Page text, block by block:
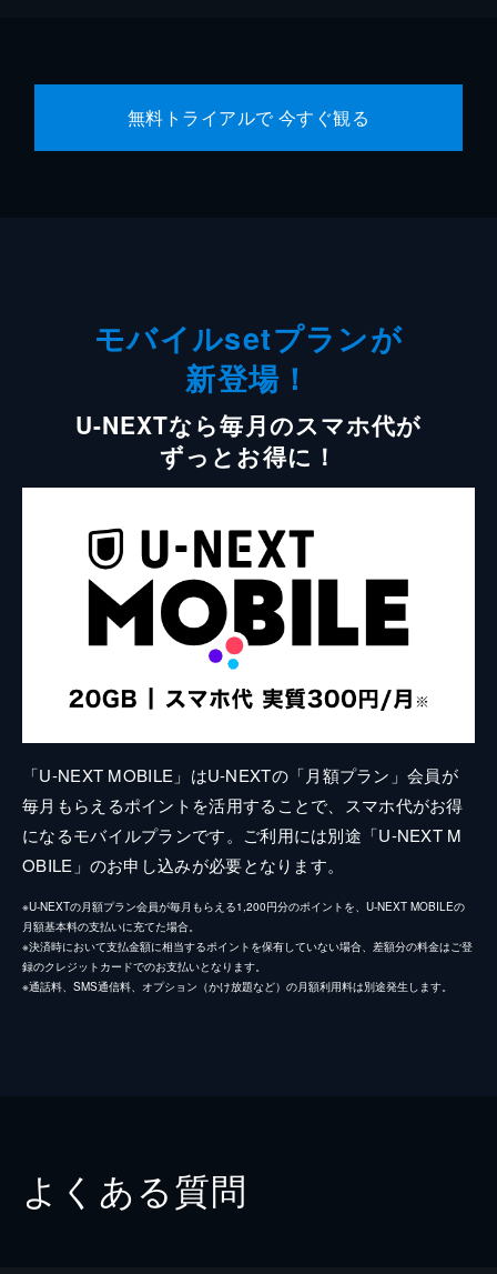
無料トライアルで 今すぐ観る
モバイルsetプランが
新登場！
U-NEXTなら毎月のスマホ代が
ずっとお得に！
「U-NEXT MOBILE」はU-NEXTの「月額プラン」会員が
毎月もらえるポイントを活用することで、スマホ代がお得
になるモバイルプランです。ご利用には別途「U-NEXT M
OBILE」のお申し込みが必要となります。
※U-NEXTの月額プラン会員が毎月もらえる1,200円分のポイントを、U-NEXT MOBILEの
月額基本料の支払いに充てた場合。
※決済時において支払金額に相当するポイントを保有していない場合、差額分の料金はご登
録のクレジットカードでのお支払いとなります。
※通話料、SMS通信料、オプション（かけ放題など）の月額利用料は別途発生します。
よくある質問